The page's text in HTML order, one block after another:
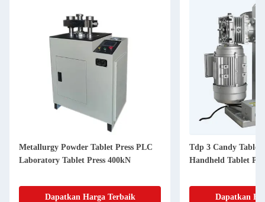
Metallurgy Powder Tablet Press PLC
Laboratory Tablet Press 400kN
Dapatkan Harga Terbaik
Tdp 3 Candy Tablet
Handheld Tablet
Dapatkan